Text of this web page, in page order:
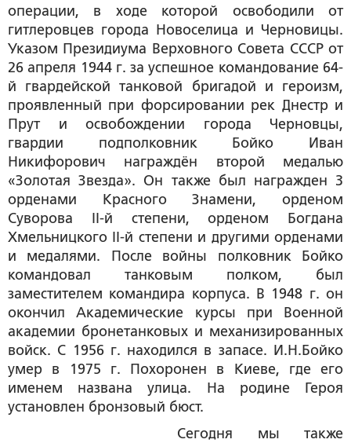
операции, в ходе которой освободили от
гитлеровцев города Новоселица и Черновицы.
Указом Президиума Верховного Совета СССР от
26 апреля 1944 г. за успешное командование 64-
й гвардейской танковой бригадой и героизм,
проявленный при форсировании рек Днестр и
Прут и освобождении города Черновцы,
гвардии подполковник Бойко Иван
Никифорович награждён второй медалью
«Золотая Звезда». Он также был награжден 3
орденами Красного Знамени, орденом
Суворова II-й степени, орденом Богдана
Хмельницкого II-й степени и другими орденами
и медалями. После войны полковник Бойко
командовал танковым полком, был
заместителем командира корпуса. В 1948 г. он
окончил Академические курсы при Военной
академии бронетанковых и механизированных
войск. С 1956 г. находился в запасе. И.Н.Бойко
умер в 1975 г. Похоронен в Киеве, где его
именем названа улица. На родине Героя
установлен бронзовый бюст.
Сегодня мы также